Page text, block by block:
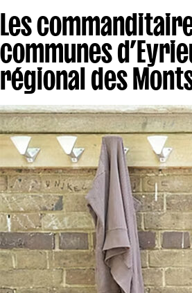
Les
communes
régional des